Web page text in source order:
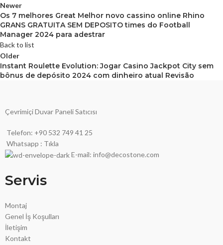
Newer
Os 7 melhores Great Melhor novo cassino online Rhino
GRANS GRATUITA SEM DEPOSITO times do Football
Manager 2024 para adestrar
Back to list
Older
Instant Roulette Evolution: Jogar Casino Jackpot City sem
bônus de depósito 2024 com dinheiro atual Revisão
Çevrimiçi Duvar Paneli Satıcısı
Telefon: +90 532 749 41 25
Whatsapp : Tıkla
E-mail: info@decostone.com
Servis
Montaj
Genel İş Koşulları
İletişim
Kontakt